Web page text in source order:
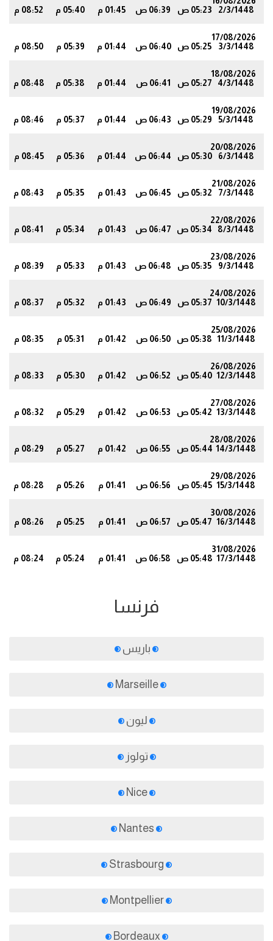
2/3/1448
05:23 ص 06:39 ص 01:45 م 05:40 م 08:52 م
17/08/2026
3/3/1448
05:25 ص 06:40 ص 01:44 م 05:39 م 08:50 م
18/08/2026
4/3/1448
05:27 ص 06:41 ص 01:44 م 05:38 م 08:48 م
19/08/2026
5/3/1448
05:29 ص 06:43 ص 01:44 م 05:37 م 08:46 م
20/08/2026
6/3/1448
05:30 ص 06:44 ص 01:44 م 05:36 م 08:45 م
21/08/2026
7/3/1448
05:32 ص 06:45 ص 01:43 م 05:35 م 08:43 م
22/08/2026
8/3/1448
05:34 ص 06:47 ص 01:43 م 05:34 م 08:41 م
23/08/2026
9/3/1448
05:35 ص 06:48 ص 01:43 م 05:33 م 08:39 م
24/08/2026
10/3/1448 05:37 ص 06:49 ص 01:43 م 05:32 م 08:37 م
25/08/2026
11/3/1448 05:38 ص 06:50 ص 01:42 م 05:31 م 08:35 م
26/08/2026
12/3/1448 05:40 ص 06:52 ص 01:42 م 05:30 م 08:33 م
27/08/2026
13/3/1448 05:42 ص 06:53 ص 01:42 م 05:29 م 08:32 م
28/08/2026
14/3/1448 05:44 ص 06:55 ص 01:42 م 05:27 م 08:29 م
29/08/2026
15/3/1448 05:45 ص 06:56 ص 01:41 م 05:26 م 08:28 م
30/08/2026
16/3/1448 05:47 ص 06:57 ص 01:41 م 05:25 م 08:26 م
31/08/2026
17/3/1448 05:48 ص 06:58 ص 01:41 م 05:24 م 08:24 م
فرنسا
باريس
Marseille
ليون
تولوز
Nice
Montpellier